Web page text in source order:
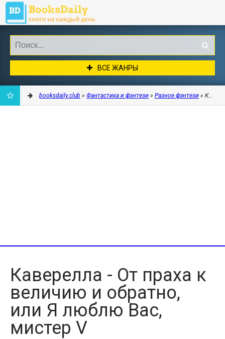
ВСЕ ЖАНРЫ
booksdaily.club » Фантастика и фэнтези » Разное фэнтези »
Каверелла - От праха к
величию и обратно,
или Я люблю Вас,
мистер V